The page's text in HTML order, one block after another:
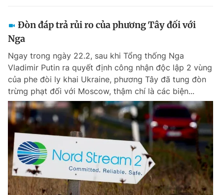
Đòn đáp trả rủi ro của phương Tây đối với
Nga
Ngay trong ngày 22.2, sau khi Tổng thống Nga
Vladimir Putin ra quyết định công nhận độc lập 2 vùng
của phe đòi ly khai Ukraine, phương Tây đã tung đòn
trừng phạt đối với Moscow, thậm chí là các biện...